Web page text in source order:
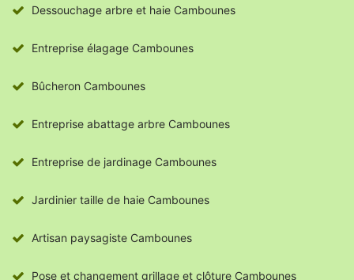
Dessouchage arbre et haie Cambounes
Entreprise élagage Cambounes
Bûcheron Cambounes
Entreprise abattage arbre Cambounes
Entreprise de jardinage Cambounes
Jardinier taille de haie Cambounes
Artisan paysagiste Cambounes
Pose et changement grillage et clôture Cambounes